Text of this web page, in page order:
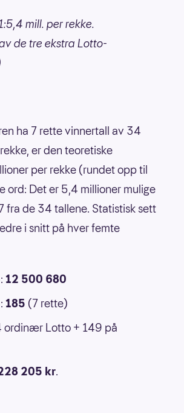
mill. per rekke.
de tre ekstra Lotto-
ha 7 rette vinnertall av 34
er den teoretiske
per rekke (rundet opp til
ord: Det er 5,4 millioner mulige
fra de 34 tallene. Statistisk sett
i snitt på hver femte
12 500 680
185 (7 rette)
ordinær Lotto + 149 på
205 kr.